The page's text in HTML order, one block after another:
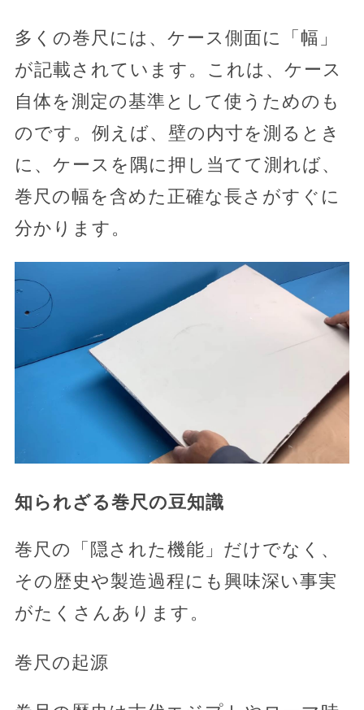
多くの巻尺には、ケース側面に「幅」
が記載されています。これは、ケース
自体を測定の基準として使うためのも
のです。例えば、壁の内寸を測るとき
に、ケースを隅に押し当てて測れば、
巻尺の幅を含めた正確な長さがすぐに
分かります。
知られざる巻尺の豆知識
巻尺の「隠された機能」だけでなく、
その歴史や製造過程にも興味深い事実
がたくさんあります。
巻尺の起源